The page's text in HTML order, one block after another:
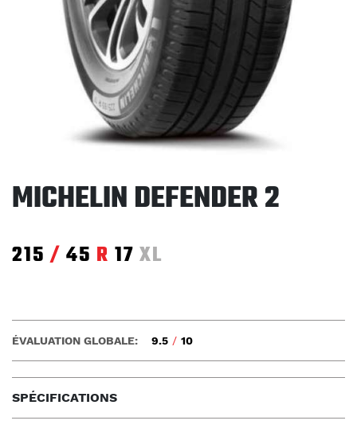
MICHELIN DEFENDER 2
215 / 45 R 17 XL
SPÉCIFICATIONS
ÉVALUATION GLOBALE: 9.5 / 10